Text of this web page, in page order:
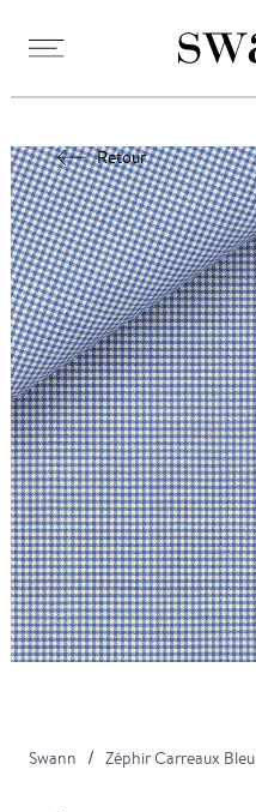
Retour
Swann Zéphir Carreaux Bleu